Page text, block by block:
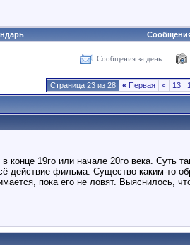
Сообщения за день
Страница 23 из 28 « Первая < 13
19го или начале 20го века. Суть
действие фильма. Существо каким-то
пока его не ловят. Выяснилось,